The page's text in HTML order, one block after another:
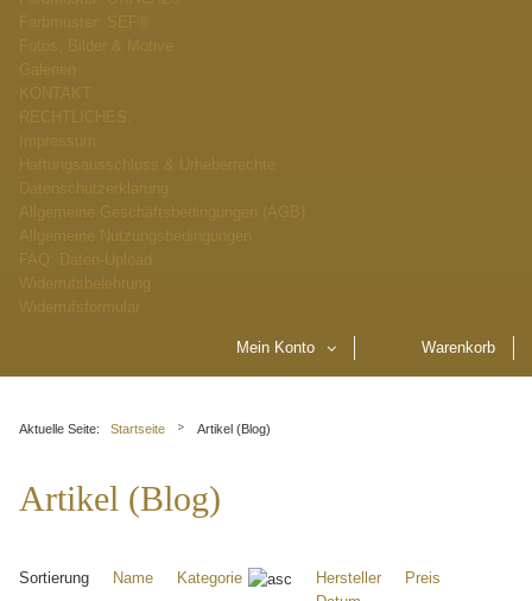
Mein Konto Warenkorb
Aktuelle Seite: Startseite Artikel (Blog)
Artikel (Blog)
Sortierung Name Kategorie Hersteller
Preis